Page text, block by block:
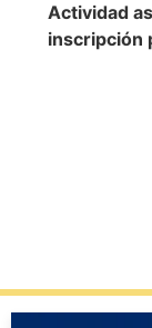
Actividad
inscripción